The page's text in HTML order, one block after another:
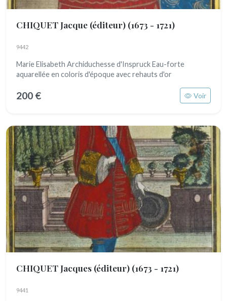
CHIQUET Jacque (éditeur) (1673 - 1721)
9442
Marie Elisabeth Archiduchesse d'Inspruck Eau-forte
aquarellée en coloris d'époque avec rehauts d'or
200 € Voir
CHIQUET Jacques (éditeur) (1673 - 1721)
9441